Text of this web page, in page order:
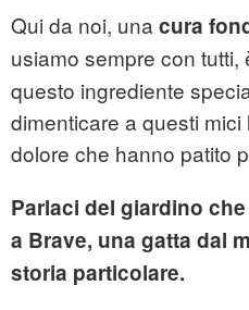
Qui da noi, una cura
usiamo sempre con tutti,
questo ingrediente
dimenticare a questi
dolore che hanno patito
Parlaci del giardino
a Brave, una gatta dal
storia particolare.